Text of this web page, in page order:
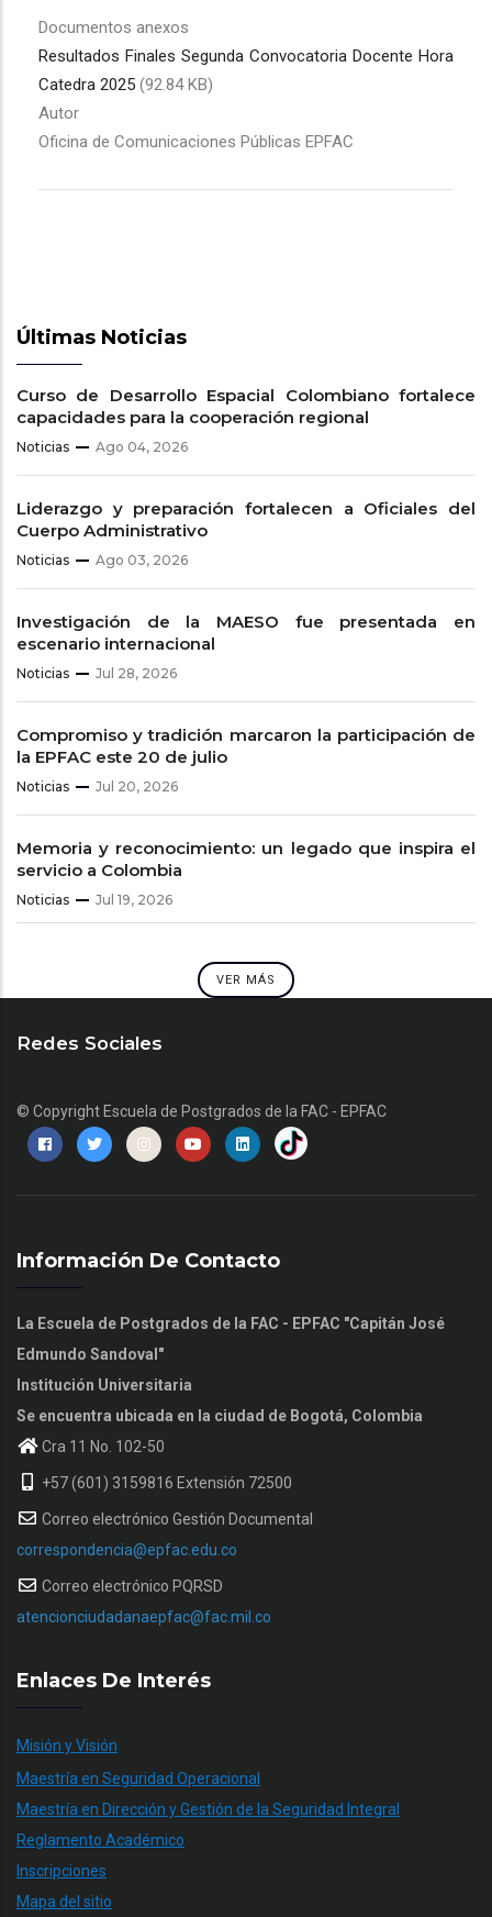
Documentos anexos
Resultados Finales Segunda Convocatoria Docente Hora
Catedra 2025 (92.84 KB)
Autor
Oficina de Comunicaciones Públicas EPFAC
Últimas Noticias
Curso de Desarrollo Espacial Colombiano fortalece
capacidades para la cooperación regional
Noticias Ago 04, 2026
Liderazgo y preparación fortalecen a Oficiales del
Cuerpo Administrativo
Noticias Ago 03, 2026
Investigación de la MAESO fue presentada en
escenario internacional
Noticias Jul 28, 2026
Compromiso y tradición marcaron la participación de
la EPFAC este 20 de julio
Noticias Jul 20, 2026
Memoria y reconocimiento: un legado que inspira el
servicio a Colombia
Noticias Jul 19, 2026
VER MÁS
Redes Sociales
© Copyright Escuela de Postgrados de la FAC - EPFAC
Información De Contacto
La Escuela de Postgrados de la FAC - EPFAC "Capitán José
Edmundo Sandoval"
Institución Universitaria
Se encuentra ubicada en la ciudad de Bogotá, Colombia
Cra 11 No. 102-50
+57 (601) 3159816 Extensión 72500
Correo electrónico Gestión Documental
correspondencia@epfac.edu.co
Correo electrónico PQRSD
atencionciudadanaepfac@fac.mil.co
Enlaces De Interés
Misión y Visión
Maestría en Seguridad Operacional
Maestría en Dirección y Gestión de la Seguridad Integral
Reglamento Académico
Inscripciones
Mapa del sitio